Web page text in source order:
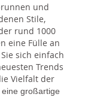
und
Stile,
rund 1000
eine Fülle an
sich einfach
Trends
Vielfalt der
großartige